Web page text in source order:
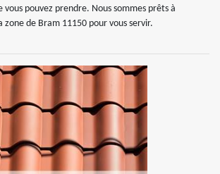
vous pouvez prendre. Nous sommes prêts à
de Bram 11150 pour vous servir.